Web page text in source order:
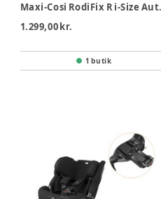
Maxi-
1.299,00 kr.
1 butik